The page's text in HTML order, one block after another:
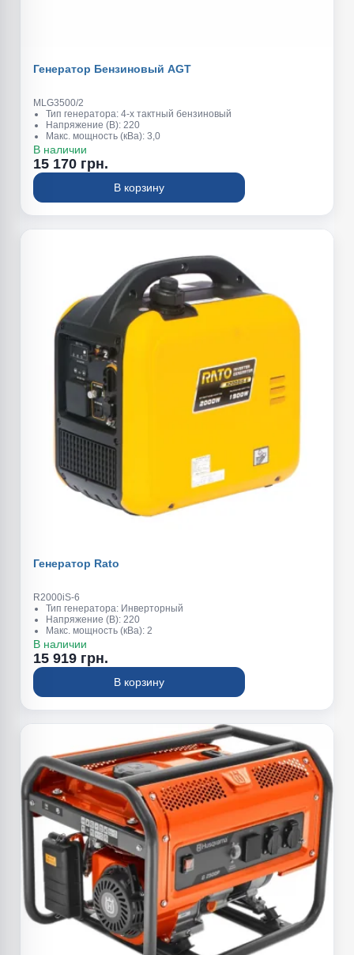
Генератор Бензиновый AGT
MLG3500/2
Тип генератора: 4-х тактный бензиновый
Напряжение (В): 220
Макс. мощность (кВа): 3,0
Обьем топливного бака (л): 15
Обьем масляного картера (л): 395 г/кВт
Вес (кг): 46
В наличии
15 170 грн.
В корзину
Генератор Rato
R2000iS-6
Тип генератора: Инверторный
Напряжение (В): 220
Макс. мощность (кВа): 2
Обьем топливного бака (л): 4,2
Обьем масляного картера (л): 0,35
Вес (кг): 24,5
В наличии
15 919 грн.
В корзину